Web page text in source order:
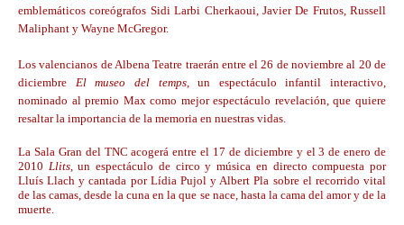
emblemáticos coreógrafos Sidi Larbi Cherkaoui, Javier De Frutos, Russell
Maliphant y Wayne McGregor.
Los valencianos de Albena Teatre traerán entre el 26 de noviembre al 20 de
diciembre El museo del temps, un espectáculo infantil interactivo,
nominado al premio Max como mejor espectáculo revelación, que quiere
resaltar la importancia de la memoria en nuestras vidas.
La Sala Gran del TNC acogerá entre el 17 de diciembre y el 3 de enero de
2010 Llits, un espectáculo de circo y música en directo compuesta por
Lluís Llach y cantada por Lídia Pujol y Albert Pla sobre el recorrido vital
de las camas, desde la cuna en la que se nace, hasta la cama del amor y de la
muerte.